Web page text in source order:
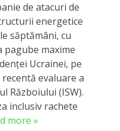
de atacuri de
energetice
săptămâni, cu
pagube maxime
Ucrainei, pe
evaluare a
Războiului (ISW).
inclusiv rachete
more »